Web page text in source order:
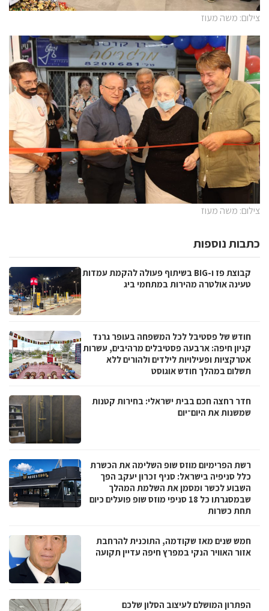
צילום: משה מעוז
צילום: משה מעוז
כתבות נוספות
קבוצת פז ו-BIG בשיתוף פעולה להקמת עמדות
טעינה אולטרה מהירות במתחמי ביג
חודש של פסטיבל לכל המשפחה בעופר גרנד
קניון חיפה: ארבעה פסטיבלים מרהיבים, עשרות
אטרקציות ופעילויות לילדים ולהורים ללא
תשלום במהלך חודש אוגוסט
חדר רחצה חכם בבית ישראלי: בחירות קטנות
שמשנות את היום־יום
רשת הפרימיום מוזס שופ השלימה את הכשרת
כלל סניפיה בישראל: סניף זכרון יעקב הפך
השבוע לכשר ומסמן את השלמת המהלך
שבמסגרתו כל 18 סניפי מוזס שופ פועלים כיום
תחת כשרות
חמש שנים מאז שקודמה, התוכנית להרחבת
אזור האוויר הנקי במפרץ חיפה עדיין תקועה
הפתרון המושלם לעיצוב הסלון שלכם